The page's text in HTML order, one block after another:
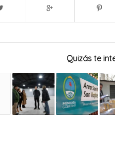
Quizás te